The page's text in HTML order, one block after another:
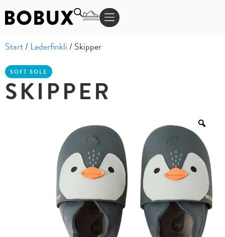
Start/Lederfinkli/ Skipper
SOFT SOLE
SKIPPER